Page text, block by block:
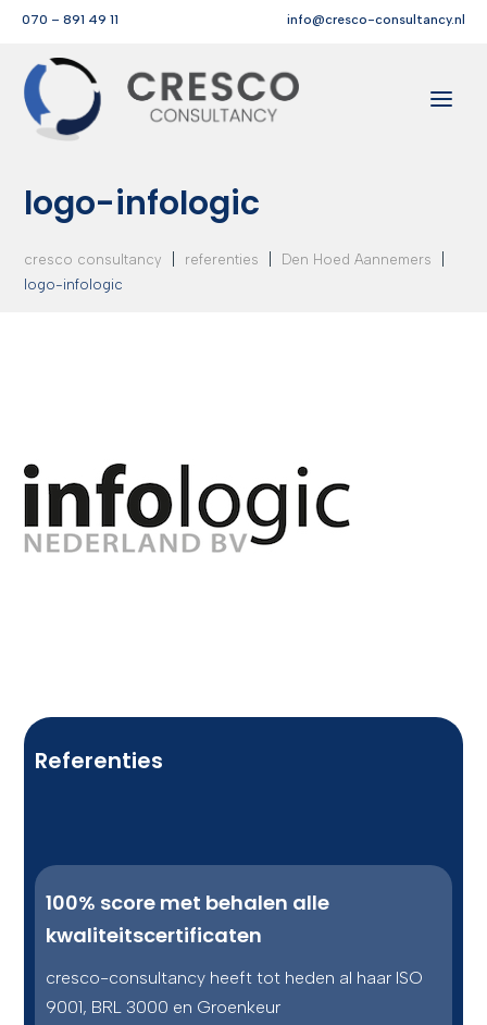
070 – 891 49 11 info@cresco-consultancy.nl
logo-infologic
cresco consultancy | referenties | Den Hoed Aannemers |
logo-infologic
Referenties
100% score met behalen alle
kwaliteitscertificaten
cresco-consultancy heeft tot heden al haar ISO
9001, BRL 3000 en Groenkeur